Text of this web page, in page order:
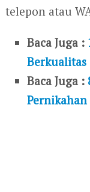
telepon atau
Baca Juga :
Berkualitas
Baca Juga :